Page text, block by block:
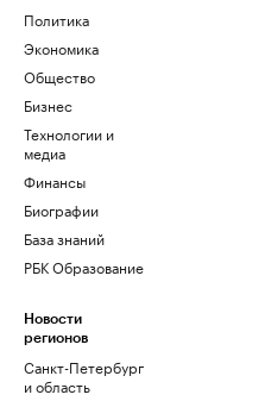
Политика
Экономика
Общество
Бизнес
Технологии и
медиа
Финансы
Биографии
База знаний
РБК Образование
Новости
регионов
Санкт-Петербург
и область